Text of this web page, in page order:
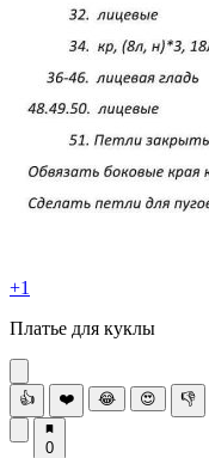
+1
Платье для куклы
👍 ❤️ 😂 😍 👎
0